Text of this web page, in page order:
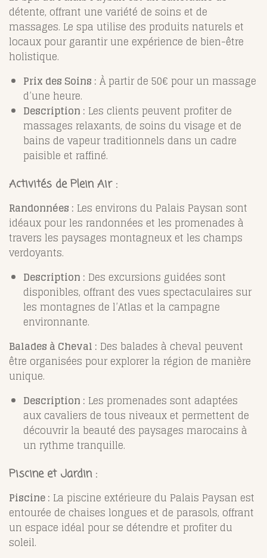
détente, offrant une variété de soins et de
massages. Le spa utilise des produits naturels et
locaux pour garantir une expérience de bien-être
holistique.
Prix des Soins : À partir de 50€ pour un massage
d’une heure.
Description : Les clients peuvent profiter de
massages relaxants, de soins du visage et de
bains de vapeur traditionnels dans un cadre
paisible et raffiné.
Activités de Plein Air :
Randonnées : Les environs du Palais Paysan sont
idéaux pour les randonnées et les promenades à
travers les paysages montagneux et les champs
verdoyants.
Description : Des excursions guidées sont
disponibles, offrant des vues spectaculaires sur
les montagnes de l’Atlas et la campagne
environnante.
Balades à Cheval : Des balades à cheval peuvent
être organisées pour explorer la région de manière
unique.
Description : Les promenades sont adaptées
aux cavaliers de tous niveaux et permettent de
découvrir la beauté des paysages marocains à
un rythme tranquille.
Piscine et Jardin :
Piscine : La piscine extérieure du Palais Paysan est
entourée de chaises longues et de parasols, offrant
un espace idéal pour se détendre et profiter du
soleil.